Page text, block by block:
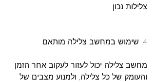
צלילות נכון.
4. שימוש במחשב צלילה מותאם
מחשב צלילה יכול לעזור לעקוב אחר הזמן
והעומק של כל צלילה, ולמנוע מצבים של